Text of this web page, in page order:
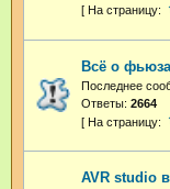
Всё о
Последнее
Ответы: 2664
AVR studio